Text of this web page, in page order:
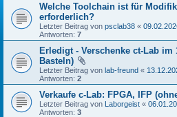
Welche Toolchain ist für
erforderlich?
Letzter Beitrag von psclab38 «
Antworten: 7
Erledigt - Verschenke ct-Lab im
Basteln)
Letzter Beitrag von lab-freund «
Antworten: 2
Verkaufe c-Lab: FPGA, IFP
Letzter Beitrag von Laborgeist «
Antworten: 3